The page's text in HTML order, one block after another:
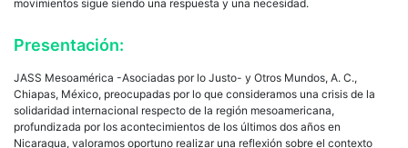
movimientos sigue siendo una respuesta y una necesidad.
Presentación:
JASS Mesoamérica -Asociadas por lo Justo- y Otros Mundos, A. C.,
Chiapas, México, preocupadas por lo que consideramos una crisis de la
solidaridad internacional respecto de la región mesoamericana,
profundizada por los acontecimientos de los últimos dos años en
Nicaragua, valoramos oportuno realizar una reflexión sobre el contexto